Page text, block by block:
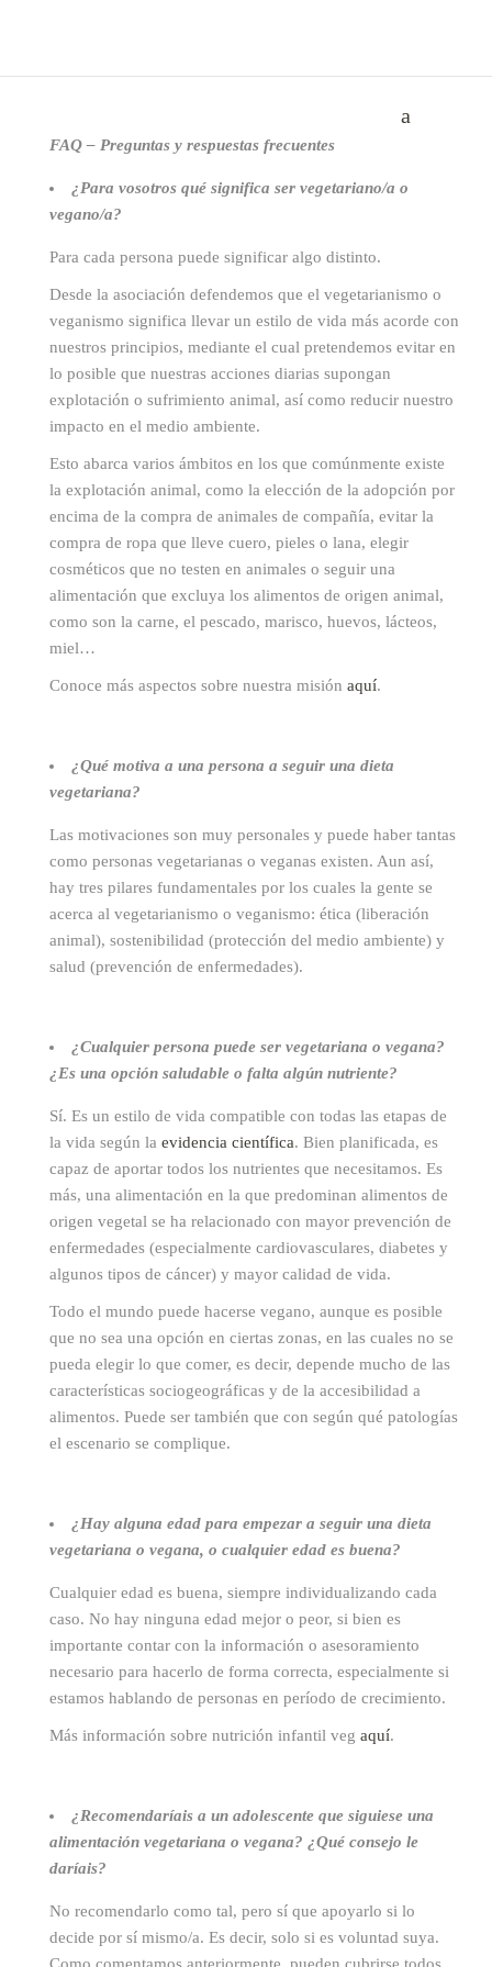
FAQ – Preguntas y respuestas frecuentes
¿Para vosotros qué significa ser vegetariano/a o
vegano/a?
Para cada persona puede significar algo distinto.
Desde la asociación defendemos que el vegetarianismo o
veganismo significa llevar un estilo de vida más acorde con
nuestros principios, mediante el cual pretendemos evitar en
lo posible que nuestras acciones diarias supongan
explotación o sufrimiento animal, así como reducir nuestro
impacto en el medio ambiente.
Esto abarca varios ámbitos en los que comúnmente existe
la explotación animal, como la elección de la adopción por
encima de la compra de animales de compañía, evitar la
compra de ropa que lleve cuero, pieles o lana, elegir
cosméticos que no testen en animales o seguir una
alimentación que excluya los alimentos de origen animal,
como son la carne, el pescado, marisco, huevos, lácteos,
miel…
Conoce más aspectos sobre nuestra misión aquí.
¿Qué motiva a una persona a seguir una dieta
vegetariana?
Las motivaciones son muy personales y puede haber tantas
como personas vegetarianas o veganas existen. Aun así,
hay tres pilares fundamentales por los cuales la gente se
acerca al vegetarianismo o veganismo: ética (liberación
animal), sostenibilidad (protección del medio ambiente) y
salud (prevención de enfermedades).
¿Cualquier persona puede ser vegetariana o vegana?
¿Es una opción saludable o falta algún nutriente?
Sí. Es un estilo de vida compatible con todas las etapas de
la vida según la evidencia científica. Bien planificada, es
capaz de aportar todos los nutrientes que necesitamos. Es
más, una alimentación en la que predominan alimentos de
origen vegetal se ha relacionado con mayor prevención de
enfermedades (especialmente cardiovasculares, diabetes y
algunos tipos de cáncer) y mayor calidad de vida.
Todo el mundo puede hacerse vegano, aunque es posible
que no sea una opción en ciertas zonas, en las cuales no se
pueda elegir lo que comer, es decir, depende mucho de las
características sociogeográficas y de la accesibilidad a
alimentos. Puede ser también que con según qué patologías
el escenario se complique.
¿Hay alguna edad para empezar a seguir una dieta
vegetariana o vegana, o cualquier edad es buena?
Cualquier edad es buena, siempre individualizando cada
caso. No hay ninguna edad mejor o peor, si bien es
importante contar con la información o asesoramiento
necesario para hacerlo de forma correcta, especialmente si
estamos hablando de personas en período de crecimiento.
Más información sobre nutrición infantil veg aquí.
¿Recomendaríais a un adolescente que siguiese una
alimentación vegetariana o vegana? ¿Qué consejo le
daríais?
No recomendarlo como tal, pero sí que apoyarlo si lo
decide por sí mismo/a. Es decir, solo si es voluntad suya.